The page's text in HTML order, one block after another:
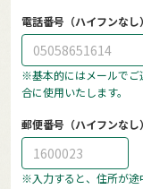
電話番号（ハイフンなし）
※基本的にはメールでご
合に使用いたします。
郵便番号（ハイフンなし）
※入力すると、住所が途